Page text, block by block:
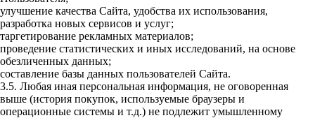
улучшение качества Сайта, удобства их использования,
разработка новых сервисов и услуг;
таргетирование рекламных материалов;
проведение статистических и иных исследований, на основе
обезличенных данных;
составление базы данных пользователей Сайта.
3.5. Любая иная персональная информация, не оговоренная
выше (история покупок, используемые браузеры и
операционные системы и т.д.) не подлежит умышленному